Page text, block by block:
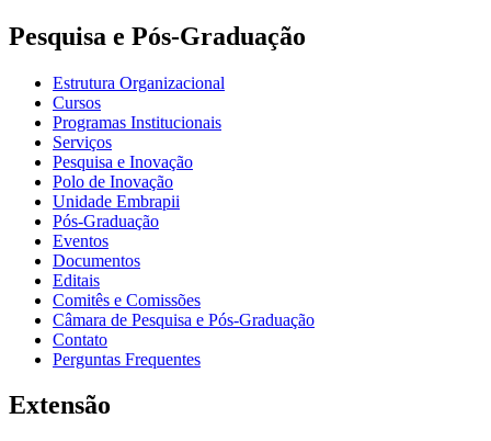
Pesquisa e Pós-Graduação
Estrutura Organizacional
Cursos
Programas Institucionais
Serviços
Pesquisa e Inovação
Polo de Inovação
Unidade Embrapii
Pós-Graduação
Eventos
Documentos
Editais
Comitês e Comissões
Câmara de Pesquisa e Pós-Graduação
Contato
Perguntas Frequentes
Extensão